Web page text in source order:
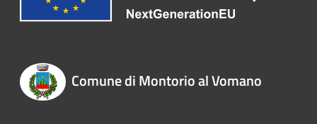
Comune di Montorio al Vomano